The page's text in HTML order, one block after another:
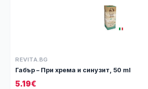
REVITA.BG
Габър – При хрема и синузит, 50 ml
5.19€